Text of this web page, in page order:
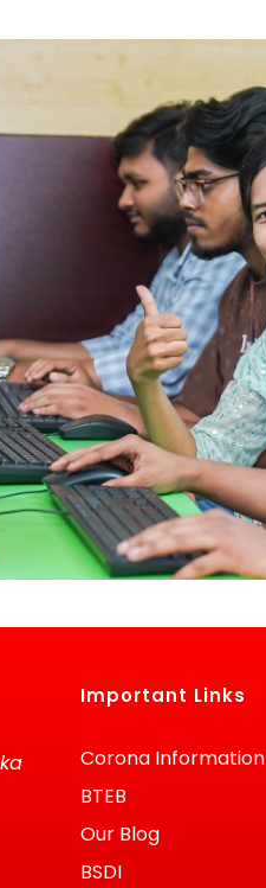
Important Links
Corona Information
BTEB
Our Blog
BSDI